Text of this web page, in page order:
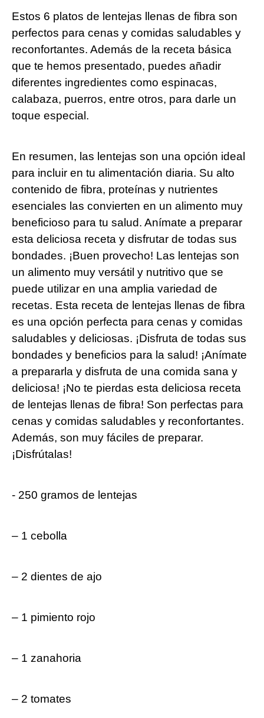
Estos 6‍ platos de lentejas llenas de fibra son
perfectos para⁣ cenas y comidas⁣ saludables y
reconfortantes. Además de la receta básica
que te hemos presentado, puedes añadir
⁢diferentes ​ingredientes como espinacas,
calabaza, ‍puerros, entre otros, para darle un‌
toque especial.
En‍ resumen, las lentejas son una opción ideal
para incluir en tu alimentación diaria. Su alto
contenido de fibra, proteínas ⁢y nutrientes
esenciales las convierten en un alimento muy
beneficioso para tu salud. ​Anímate a preparar
esta deliciosa receta​ y disfrutar de⁢ todas sus
bondades. ¡Buen provecho! ⁣Las lentejas ​son
un alimento muy‍ versátil y ‌nutritivo que se
puede​ utilizar ⁤en una amplia variedad de
recetas. Esta‌ receta de lentejas​ llenas de ⁢fibra
es una opción perfecta para cenas y comidas
saludables y deliciosas. ¡Disfruta de todas sus
bondades y beneficios para la salud! ¡Anímate
a prepararla ⁤y disfruta‌ de ⁣una ⁢comida sana y
⁣deliciosa! ¡No te pierdas esta deliciosa receta
de lentejas llenas de fibra! Son perfectas para
cenas y comidas saludables y reconfortantes.
Además, ‌son muy fáciles de preparar.
¡Disfrútalas!
-‍ 250 gramos de lentejas
– 1 cebolla
– 2 ⁤dientes de ajo
– 1 pimiento ‌rojo
– 1 ‌zanahoria
– ​2 tomates